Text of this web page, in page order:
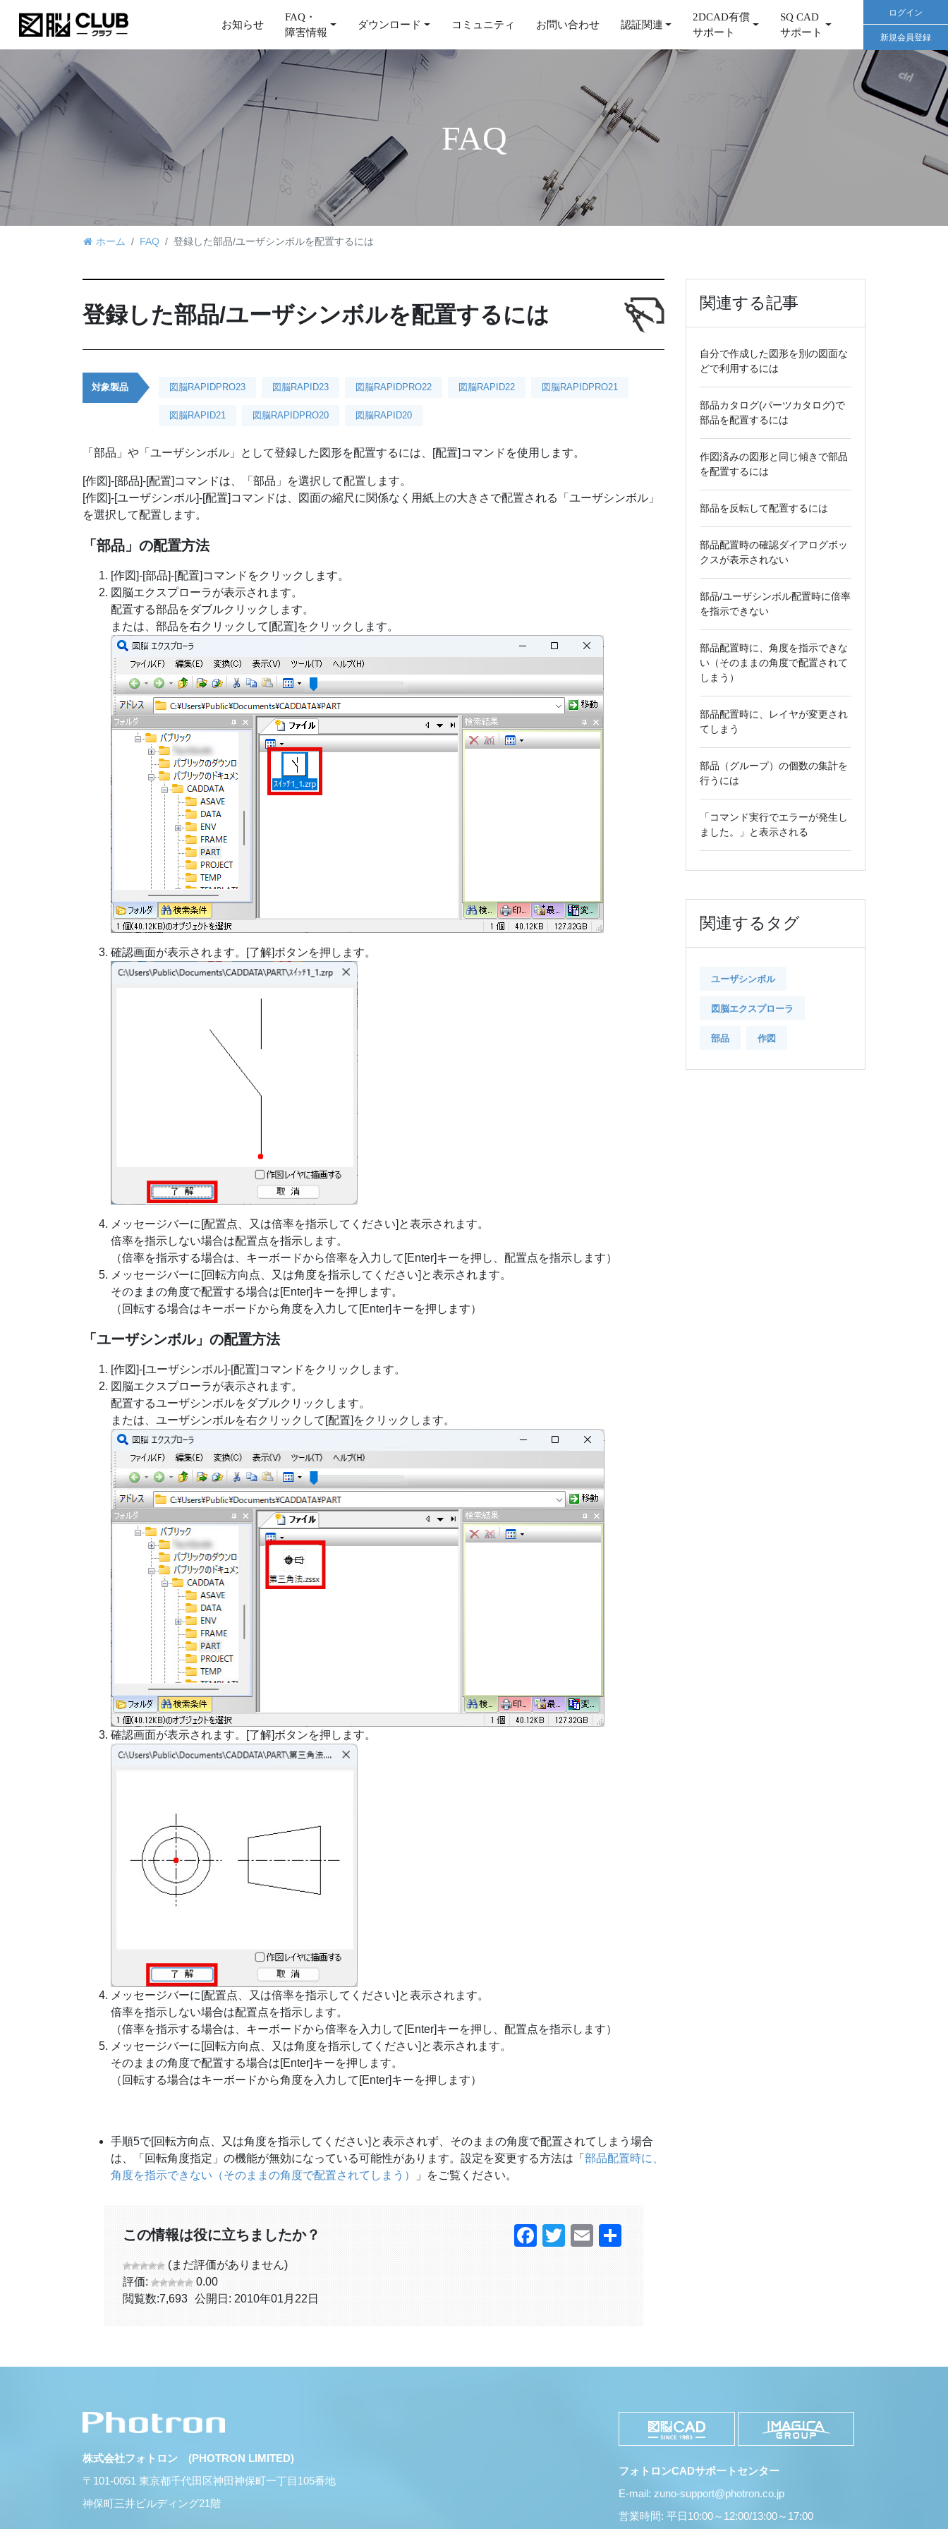
お知らせ
FAQ・
障害情報
ダウンロード コミュニティ お問い合わせ 認証関連
2DCAD有償
サポート
SQ CAD
サポート
ログイン
新規会員登録
FAQ
ホーム FAQ 登録した部品/ユーザシンボルを配置するには
登録した部品/ユーザシンボルを配置するには
対象製品 図脳RAPIDPRO23 図脳RAPID23 図脳RAPIDPRO22 図脳RAPID22 図脳RAPIDPRO21
図脳RAPID21 図脳RAPIDPRO20 図脳RAPID20
「部品」や「ユーザシンボル」として登録した図形を配置するには、[配置]コマンドを使用します。
[作図]-[部品]-[配置]コマンドは、「部品」を選択して配置します。
[作図]-[ユーザシンボル]-[配置]コマンドは、図面の縮尺に関係なく用紙上の大きさで配置される「ユーザシンボル」
を選択して配置します。
「部品」の配置方法
[作図]-[部品]-[配置]コマンドをクリックします。
図脳エクスプローラが表示されます。
配置する部品をダブルクリックします。
または、部品を右クリックして[配置]をクリックします。
確認画面が表示されます。[了解]ボタンを押します。
メッセージバーに[配置点、又は倍率を指示してください]と表示されます。
倍率を指示しない場合は配置点を指示します。
（倍率を指示する場合は、キーボードから倍率を入力して[Enter]キーを押し、配置点を指示します）
メッセージバーに[回転方向点、又は角度を指示してください]と表示されます。
そのままの角度で配置する場合は[Enter]キーを押します。
（回転する場合はキーボードから角度を入力して[Enter]キーを押します）
「ユーザシンボル」の配置方法
[作図]-[ユーザシンボル]-[配置]コマンドをクリックします。
図脳エクスプローラが表示されます。
配置するユーザシンボルをダブルクリックします。
または、ユーザシンボルを右クリックして[配置]をクリックします。
確認画面が表示されます。[了解]ボタンを押します。
メッセージバーに[配置点、又は倍率を指示してください]と表示されます。
倍率を指示しない場合は配置点を指示します。
（倍率を指示する場合は、キーボードから倍率を入力して[Enter]キーを押し、配置点を指示します）
メッセージバーに[回転方向点、又は角度を指示してください]と表示されます。
そのままの角度で配置する場合は[Enter]キーを押します。
（回転する場合はキーボードから角度を入力して[Enter]キーを押します）
手順5で[回転方向点、又は角度を指示してください]と表示されず、そのままの角度で配置されてしまう場合
は、「回転角度指定」の機能が無効になっている可能性があります。設定を変更する方法は「 部品配置時に、
角度を指示できない（そのままの角度で配置されてしまう）
」をご覧ください。
この情報は役に立ちましたか？
(まだ評価がありません)
評価:
0.00
閲覧数:7,693 公開日: 2010年01月22日
Facebook
TwitterEmail
関連する記事
自分で作成した図形を別の図面な
どで利用するには
部品カタログ(パーツカタログ)で
部品を配置するには
作図済みの図形と同じ傾きで部品
を配置するには
部品を反転して配置するには
部品配置時の確認ダイアログボッ
クスが表示されない
部品/ユーザシンボル配置時に倍率
を指示できない
部品配置時に、角度を指示できな
い（そのままの角度で配置されて
しまう）
部品配置時に、レイヤが変更され
てしまう
部品（グループ）の個数の集計を
行うには
「コマンド実行でエラーが発生し
ました。」と表示される
関連するタグ
ユーザシンボル
図脳エクスプローラ
部品 作図
株式会社フォトロン (PHOTRON LIMITED)
〒101-0051 東京都千代田区神田神保町一丁目105番地
神保町三井ビルディング21階
フォトロンCADサポートセンター
E-mail: zuno-support@photron.co.jp
営業時間: 平日10:00～12:00/13:00～17:00